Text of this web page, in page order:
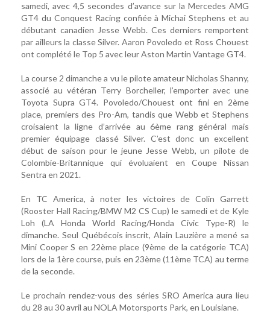
samedi, avec 4,5 secondes d’avance sur la Mercedes AMG
GT4 du Conquest Racing confiée à Michai Stephens et au
débutant canadien Jesse Webb. Ces derniers remportent
par ailleurs la classe Silver. Aaron Povoledo et Ross Chouest
ont complété le Top 5 avec leur Aston Martin Vantage GT4.
La course 2 dimanche a vu le pilote amateur Nicholas Shanny,
associé au vétéran Terry Borcheller, l’emporter avec une
Toyota Supra GT4. Povoledo/Chouest ont fini en 2ème
place, premiers des Pro-Am, tandis que Webb et Stephens
croisaient la ligne d’arrivée au 6ème rang général mais
premier équipage classé Silver. C’est donc un excellent
début de saison pour le jeune Jesse Webb, un pilote de
Colombie-Britannique qui évoluaient en Coupe Nissan
Sentra en 2021.
En TC America, à noter les victoires de Colin Garrett
(Rooster Hall Racing/BMW M2 CS Cup) le samedi et de Kyle
Loh (LA Honda World Racing/Honda Civic Type-R) le
dimanche. Seul Québécois inscrit, Alain Lauzière a mené sa
Mini Cooper S en 22ème place (9ème de la catégorie TCA)
lors de la 1ère course, puis en 23ème (11ème TCA) au terme
de la seconde.
Le prochain rendez-vous des séries SRO America aura lieu
du 28 au 30 avril au NOLA Motorsports Park, en Louisiane.